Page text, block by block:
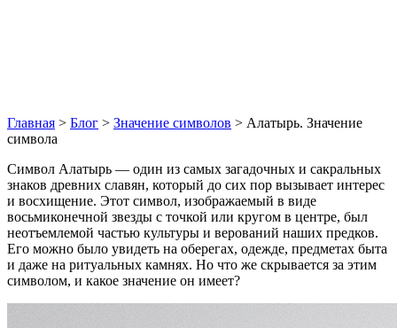
Главная > Блог > Значение символов > Алатырь. Значение
символа
Символ Алатырь — один из самых загадочных и сакральных
знаков древних славян, который до сих пор вызывает интерес
и восхищение. Этот символ, изображаемый в виде
восьмиконечной звезды с точкой или кругом в центре, был
неотъемлемой частью культуры и верований наших предков.
Его можно было увидеть на оберегах, одежде, предметах быта
и даже на ритуальных камнях. Но что же скрывается за этим
символом, и какое значение он имеет?